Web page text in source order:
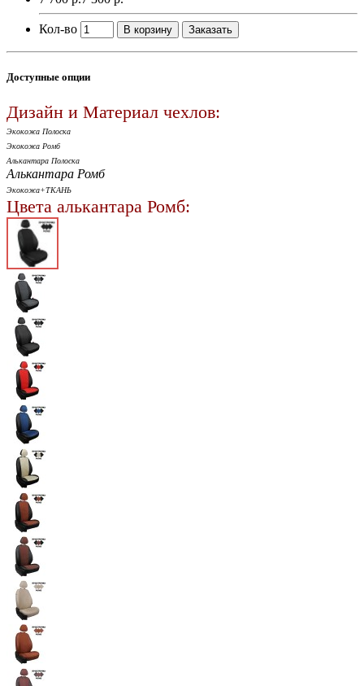
Кол-во В корзину Заказать
Доступные опции
Дизайн и Материал чехлов:
Экокожа Полоска
Экокожа Ромб
Алькантара Полоска
Алькантара Ромб
Экокожа+ТКАНЬ
Цвета алькантара Ромб: